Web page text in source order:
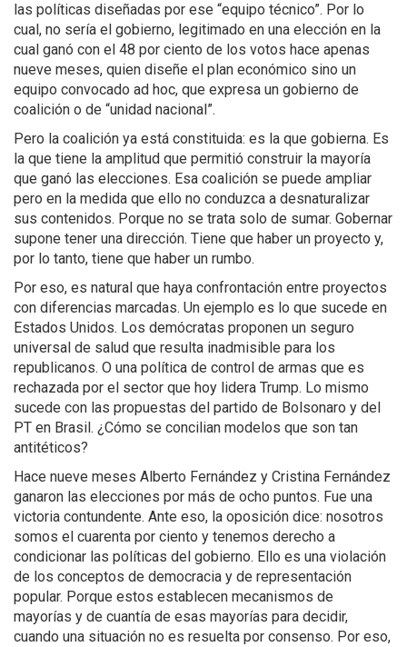
las políticas diseñadas por ese “equipo técnico”. Por lo
cual, no sería el gobierno, legitimado en una elección en la
cual ganó con el 48 por ciento de los votos hace apenas
nueve meses, quien diseñe el plan económico sino un
equipo convocado ad hoc, que expresa un gobierno de
coalición o de “unidad nacional”.
Pero la coalición ya está constituida: es la que gobierna. Es
la que tiene la amplitud que permitió construir la mayoría
que ganó las elecciones. Esa coalición se puede ampliar
pero en la medida que ello no conduzca a desnaturalizar
sus contenidos. Porque no se trata solo de sumar. Gobernar
supone tener una dirección. Tiene que haber un proyecto y,
por lo tanto, tiene que haber un rumbo.
Por eso, es natural que haya confrontación entre proyectos
con diferencias marcadas. Un ejemplo es lo que sucede en
Estados Unidos. Los demócratas proponen un seguro
universal de salud que resulta inadmisible para los
republicanos. O una política de control de armas que es
rechazada por el sector que hoy lidera Trump. Lo mismo
sucede con las propuestas del partido de Bolsonaro y del
PT en Brasil. ¿Cómo se concilian modelos que son tan
antitéticos?
Hace nueve meses Alberto Fernández y Cristina Fernández
ganaron las elecciones por más de ocho puntos. Fue una
victoria contundente. Ante eso, la oposición dice: nosotros
somos el cuarenta por ciento y tenemos derecho a
condicionar las políticas del gobierno. Ello es una violación
de los conceptos de democracia y de representación
popular. Porque estos establecen mecanismos de
mayorías y de cuantía de esas mayorías para decidir,
cuando una situación no es resuelta por consenso. Por eso,